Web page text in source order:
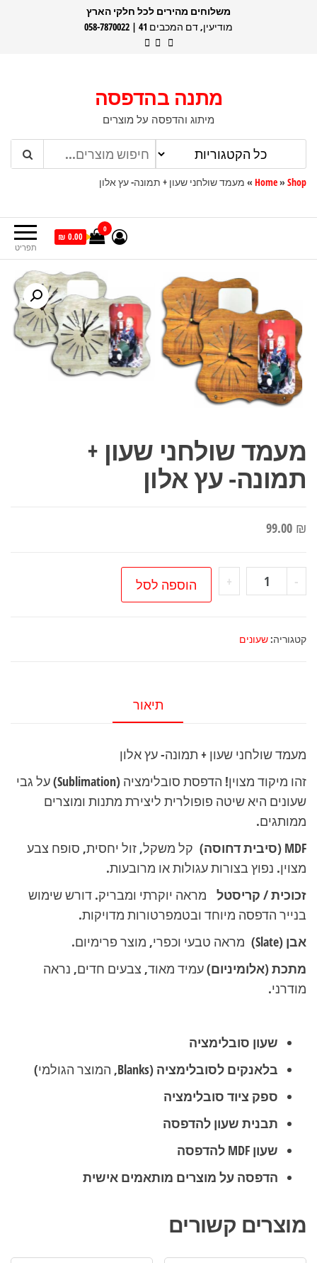
משלוחים מהירים לכל חלקי הארץ
מודיעין, דם המכבים 41 | 058-7870022
מתנה בהדפסה
מיתוג והדפסה על מוצרים
Home» Shop
» מעמד שולחני שעון + תמונה- עץ אלון
תפריט
0
0.00 ₪
מעמד שולחני שעון +
תמונה- עץ אלון
99.00 ₪
-
כמות
של
שולחני
+ הוספה לסל
קטגוריה:שעונים
תיאור
מעמד שולחני שעון + תמונה- עץ אלון
זהו מיקוד מצוין! הדפסת סובלימציה (Sublimation) על גבי
שעונים היא שיטה פופולרית ליצירת מתנות ומוצרים
ממותגים.
MDF (סיבית דחוסה)
קל משקל, זול יחסית, סופח צבע
מצוין. נפוץ בצורות עגולות או מרובעות.
זכוכית / קריסטל מראה יוקרתי ומבריק. דורש שימוש
בנייר הדפסה מיוחד ובטמפרטורות מדויקות.
אבן (Slate)
מראה טבעי וכפרי, מוצר פרימיום.
מתכת (אלומיניום)עמיד מאוד, צבעים חדים, נראה
מודרני.
שעון סובלימציה
בלאנקים לסובלימציה (Blanks, המוצר הגולמי)
ספק ציוד סובלימציה
תבנית שעון להדפסה
שעון MDF להדפסה
הדפסה על מוצרים מותאמים אישית
מוצרים קשורים